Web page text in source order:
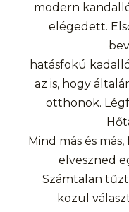
modern
elégedett.
hatásfokú
az is, hogy
otthonok.
Mind más és
elveszned
Számtalan
közül